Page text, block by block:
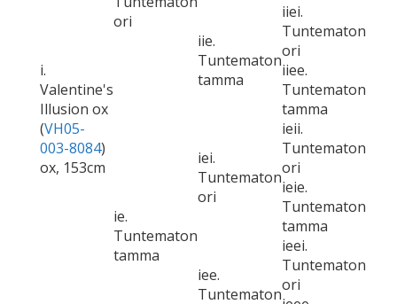
i.
Valentine's
Illusion ox
(VH05-
003-8084)
ox, 153cm
ori
iie.
Tuntematon
tamma
iiei.
Tuntematon
ori
iiee.
Tuntematon
tamma
ie.
Tuntematon
tamma
iei.
Tuntematon
ori
ieii.
Tuntematon
ori
ieie.
Tuntematon
tamma
iee.
Tuntematon
ieei.
Tuntematon
ori